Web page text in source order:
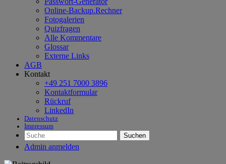
Online-Backup.Rechner
Fotogalerien
Quizfragen
Alle Kommentare
Glossar
Externe Links
AGB
Kontakt
+49 251 7000 3896
Kontaktformular
Rückruf
LinkedIn
Datenschutz
Impressum
Suchen
Admin anmelden